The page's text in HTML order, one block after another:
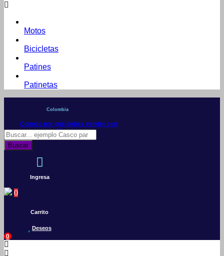
Motos
Bicicletas
Patines
Patinetas
Colombia
Conoce por qué debes vender con
Mercleta
Búsqueda
de
productos
Buscar
Ingresa
0
Carrito
Deseos
0